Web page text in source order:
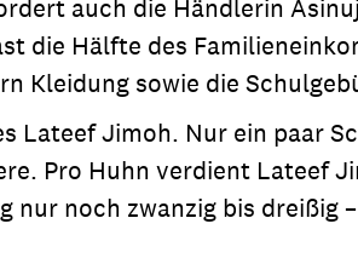
auch die Händlerin
die Hälfte des
Kleidung sowie die
Lateef Jimoh. Nur ein paar
Pro Huhn verdient Lateef
noch zwanzig bis dreißig